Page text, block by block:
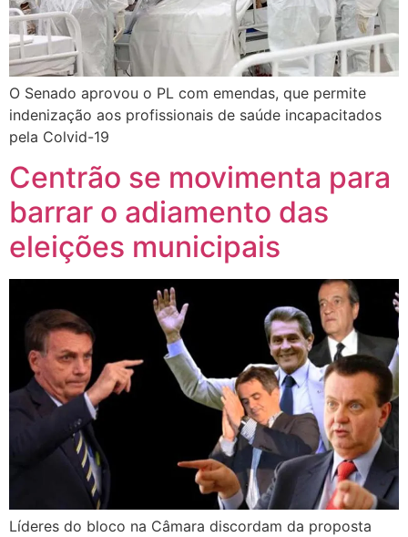
O Senado aprovou o PL com emendas, que permite
indenização aos profissionais de saúde incapacitados
pela Colvid-19
Centrão se movimenta para
barrar o adiamento das
eleições municipais
Líderes do bloco na Câmara discordam da proposta